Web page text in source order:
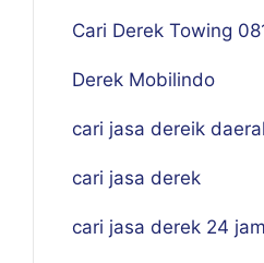
Cari Derek Towing
Derek Mobilindo
cari jasa dereik
cari jasa derek
cari jasa derek 24